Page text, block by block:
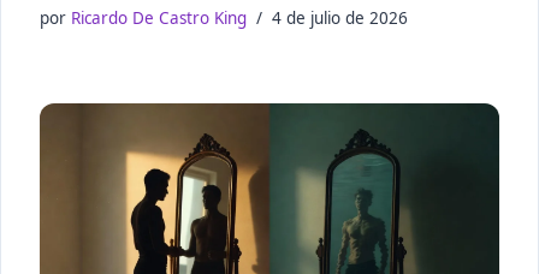
por Ricardo De Castro King 4 de julio de 2026